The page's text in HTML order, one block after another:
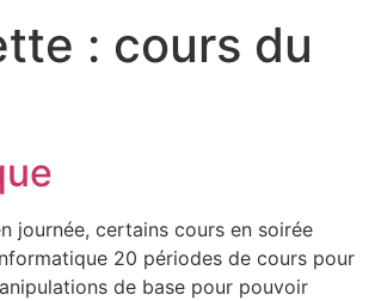
: cours du
journée, certains cours en soirée
20 périodes de cours pour
de base pour pouvoir